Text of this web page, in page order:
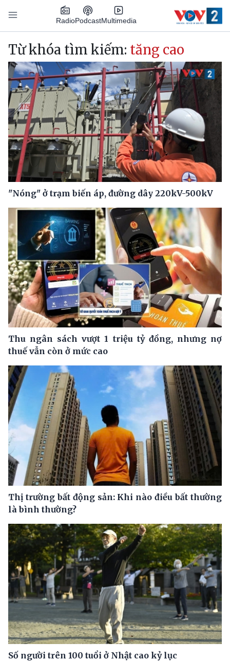
Nhảy đến nội dung
RadioPodcastMultimedia
Main navigation
Từ khóa tìm kiếm: tăng cao
"Nóng" ở trạm biến áp, đường dây 220kV-500kV
Thu ngân sách vượt 1 triệu tỷ đồng, nhưng nợ
thuế vẫn còn ở mức cao
Thị trường bất động sản: Khi nào điều bất thường
là bình thường?
Số người trên 100 tuổi ở Nhật cao kỷ lục